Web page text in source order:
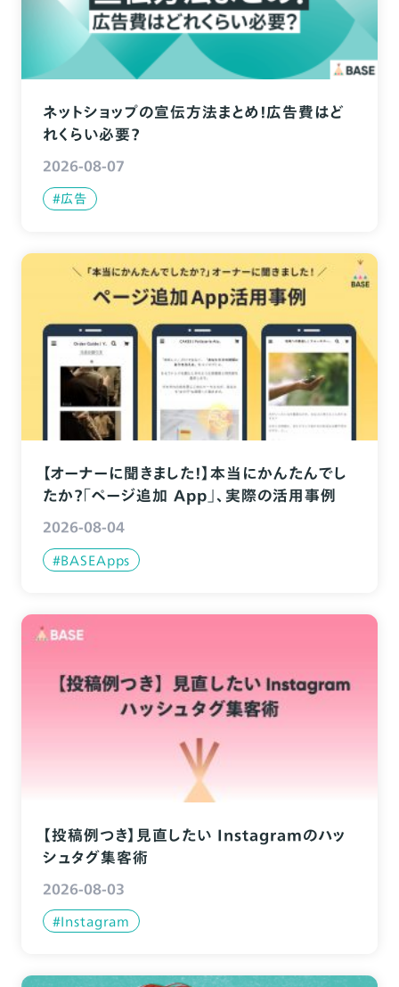
ネットショップの宣伝方法まとめ！広告費はど
れくらい必要？
2026-08-07
#広告
【オーナーに聞きました！】本当にかんたんでし
たか？「ページ追加 App」、実際の活用事例
2026-08-04
#BASEApps
【投稿例つき】見直したい Instagramのハッ
シュタグ集客術
2026-08-03
#Instagram